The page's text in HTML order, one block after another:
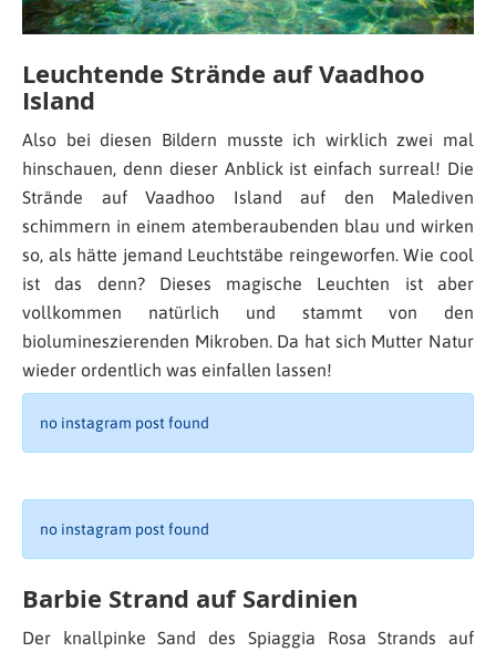
Leuchtende Strände auf Vaadhoo
Island
Also bei diesen Bildern musste ich wirklich zwei mal
hinschauen, denn dieser Anblick ist einfach surreal! Die
Strände auf Vaadhoo Island auf den Malediven
schimmern in einem atemberaubenden blau und wirken
so, als hätte jemand Leuchtstäbe reingeworfen. Wie cool
ist das denn? Dieses magische Leuchten ist aber
vollkommen natürlich und stammt von den
biolumineszierenden Mikroben. Da hat sich Mutter Natur
wieder ordentlich was einfallen lassen!
no instagram post found
no instagram post found
Barbie Strand auf Sardinien
Der knallpinke Sand des Spiaggia Rosa Strands auf